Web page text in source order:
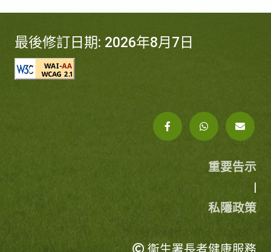
最後修訂日期: 2026年8月7日
重要告示
私隱政策
衞生署長者健康服務